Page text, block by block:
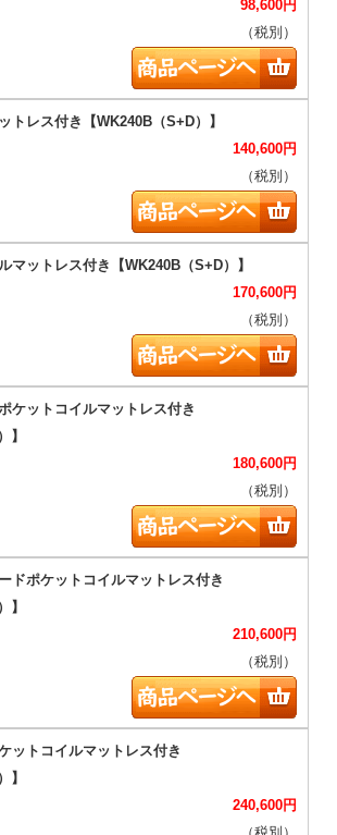
98,600円
（税別）
140,600円
（税別）
170,600円
（税別）
180,600円
（税別）
210,600円
（税別）
240,600円